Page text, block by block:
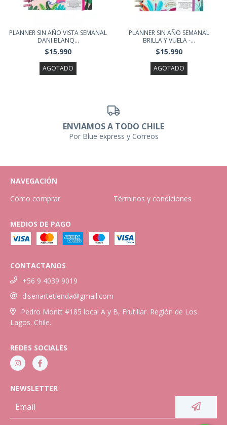
PLANNER SIN AÑO VISTA SEMANAL
DANI BLANQ...
$15.990
AGOTADO
PLANNER SIN AÑO SEMANAL
BRILLA Y VUELA -...
$15.990
AGOTADO
ENVIAMOS A TODO CHILE
Por Blue express y Correos
NAVEGACIÓN
Cómo comprar
Términos y condiciones
MEDIOS DE PAGO
CONTACTANOS
+56 9 4039 9019
disenartetienda@gmail.com
Pedro Montt #185 local A y B, Frutillar. Región de Los
Lagos. Chile.
REDES SOCIALES
NEWSLETTER